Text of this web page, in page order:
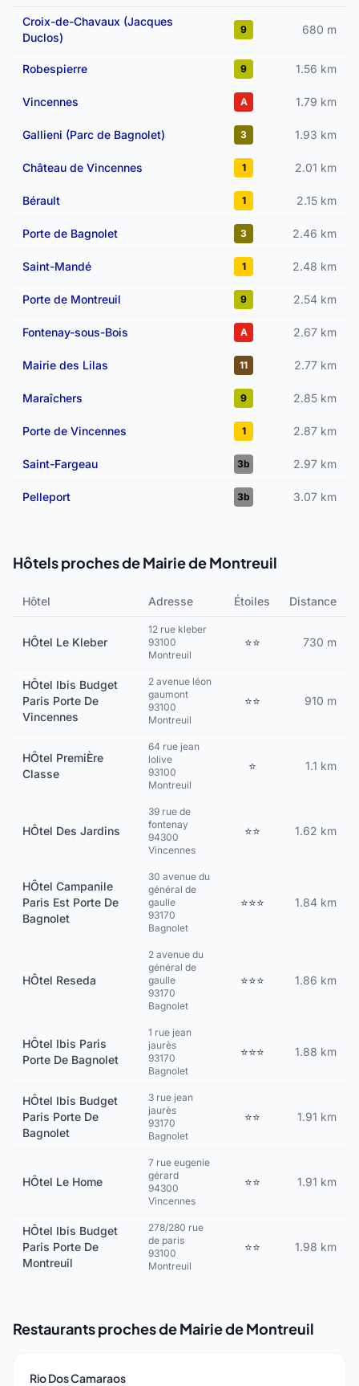
Croix-de-Chavaux (Jacques
Duclos)
9 680 m
Robespierre 9 1.56 km
Vincennes A 1.79 km
Gallieni (Parc de Bagnolet) 3 1.93 km
Château de Vincennes 1 2.01 km
Bérault 1 2.15 km
Porte de Bagnolet 3 2.46 km
Saint-Mandé 1 2.48 km
Porte de Montreuil 9 2.54 km
Fontenay-sous-Bois A 2.67 km
Mairie des Lilas 11 2.77 km
Maraîchers 9 2.85 km
Porte de Vincennes 1 2.87 km
Saint-Fargeau 3b 2.97 km
Pelleport 3b 3.07 km
Hôtels proches de Mairie de Montreuil
Hôtel Adresse Étoiles Distance
HÔtel Le Kleber
12 rue kleber
93100
Montreuil
⭐⭐ 730 m
HÔtel Ibis Budget
Paris Porte De
Vincennes
2 avenue léon
gaumont
93100
Montreuil
⭐⭐ 910 m
HÔtel PremiÈre
Classe
64 rue jean
lolive
93100
Montreuil
⭐ 1.1 km
HÔtel Des Jardins
39 rue de
fontenay
94300
Vincennes
⭐⭐ 1.62 km
HÔtel Campanile
Paris Est Porte De
Bagnolet
30 avenue du
général de
gaulle
93170
Bagnolet
⭐⭐⭐ 1.84 km
HÔtel Reseda
2 avenue du
général de
gaulle
93170
Bagnolet
⭐⭐⭐ 1.86 km
HÔtel Ibis Paris
Porte De Bagnolet
1 rue jean
jaurès
93170
Bagnolet
⭐⭐⭐ 1.88 km
HÔtel Ibis Budget
Paris Porte De
Bagnolet
3 rue jean
jaurès
93170
Bagnolet
⭐⭐ 1.91 km
HÔtel Le Home
7 rue eugenie
gérard
94300
Vincennes
⭐⭐ 1.91 km
HÔtel Ibis Budget
Paris Porte De
Montreuil
278/280 rue
de paris
93100
Montreuil
⭐⭐ 1.98 km
Restaurants proches de Mairie de Montreuil
Rio Dos Camaraos